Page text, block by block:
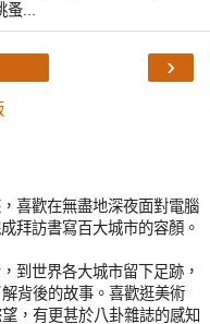
...
›
喜歡在無盡地深夜面對電腦
拜訪書寫百大城市的容顏。
到世界各大城市留下足跡，
背後的故事。喜歡逛美術
，有更甚於八卦雜誌的感知